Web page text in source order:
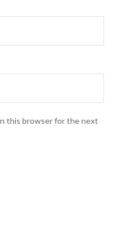
this browser for the next